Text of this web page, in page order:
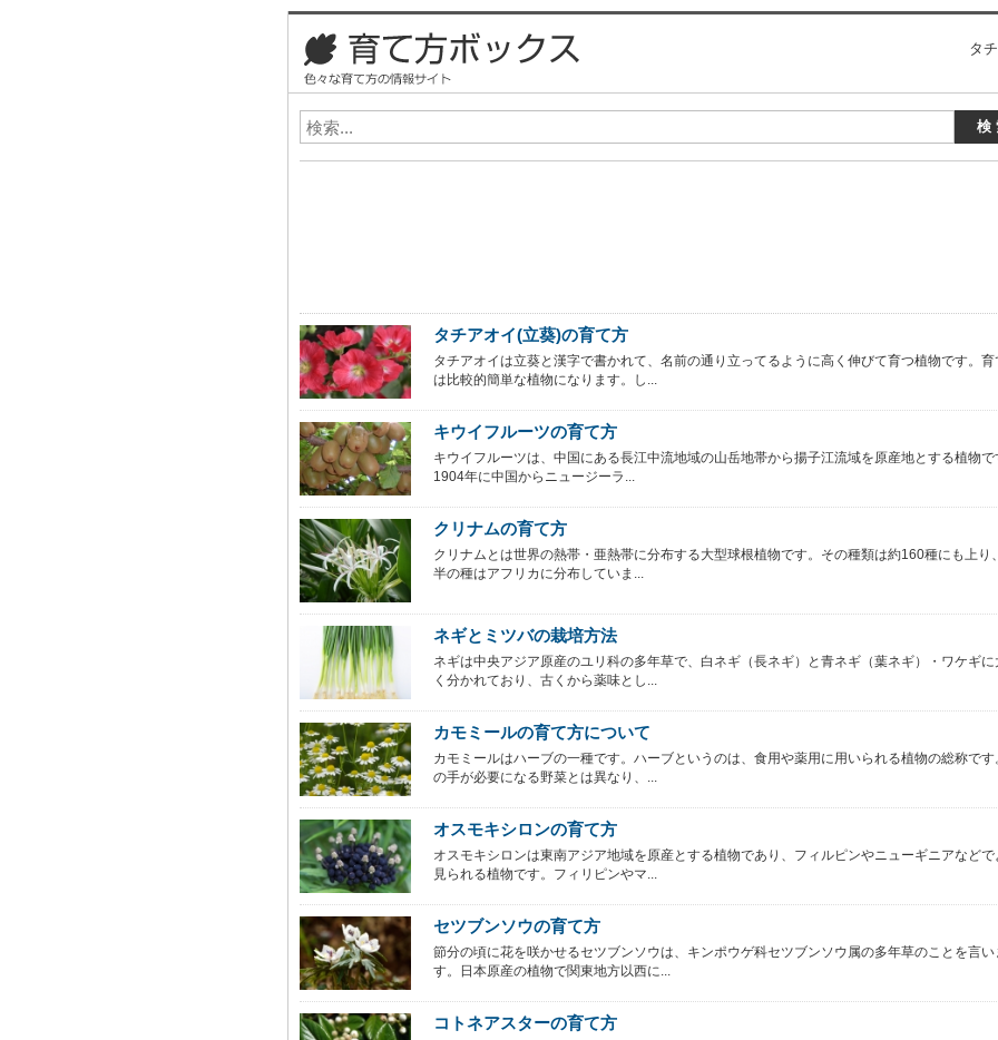
タ
タチアオイ(立葵)の育て方
タチアオイは立葵と漢字で書かれて、名前の通り立ってるように高く伸びて育つ植物です。育
は比較的簡単な植物になります。し...
キウイフルーツの育て方
キウイフルーツは、中国にある長江中流地域の山岳地帯から揚子江流域を原産地とする植物で
1904年に中国からニュージーラ...
クリナムの育て方
クリナムとは世界の熱帯・亜熱帯に分布する大型球根植物です。その種類は約160種にも上り
半の種はアフリカに分布していま...
ネギとミツバの栽培方法
ネギは中央アジア原産のユリ科の多年草で、白ネギ（長ネギ）と青ネギ（葉ネギ）・ワケギに
く分かれており、古くから薬味とし...
カモミールの育て方について
カモミールはハーブの一種です。ハーブというのは、食用や薬用に用いられる植物の総称です
の手が必要になる野菜とは異なり、...
オスモキシロンの育て方
オスモキシロンは東南アジア地域を原産とする植物であり、フィルピンやニューギニアなどで
見られる植物です。フィリピンやマ...
セツブンソウの育て方
節分の頃に花を咲かせるセツブンソウは、キンポウゲ科セツブンソウ属の多年草のことを言い
す。日本原産の植物で関東地方以西に...
コトネアスターの育て方